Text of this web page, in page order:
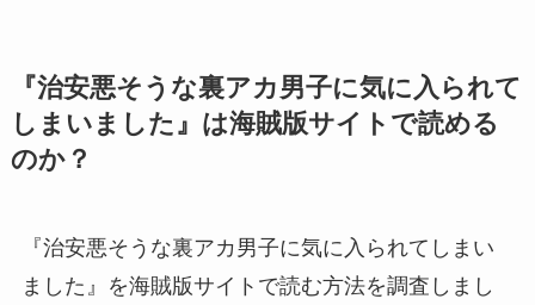
『治安悪そうな裏アカ男子に気に入られて
しまいました』は海賊版サイトで読める
のか？
『治安悪そうな裏アカ男子に気に入られてしまい
ました』を海賊版サイトで読む方法を調査しまし